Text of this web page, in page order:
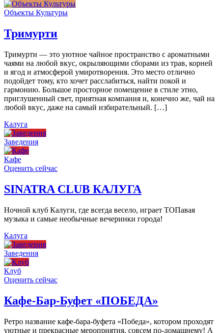
Объекты Культуры
Тримурти
Тримурти — это уютное чайное пространство с ароматными
чаями на любой вкус, окрыляющими сборами из трав, корней
и ягод и атмосферой умиротворения. Это место отлично
подойдет тому, кто хочет расслабиться, найти покой и
гармонию. Большое просторное помещение в стиле этно,
приглушенный свет, приятная компания и, конечно же, чай на
любой вкус, даже на самый избирательный. […]
Калуга
Заведения
Кафе
Оценить сейчас
SINATRA CLUB КАЛУГА
Ночной клуб Калуги, где всегда весело, играет ТОПавая
музыка и самые необычные вечеринки города!
Калуга
Заведения
Клуб
Оценить сейчас
Кафе-Бар-Буфет «ПОБЕДА»
Ретро название кафе-бара-буфета «Победа», котором проходят
уютные и прекрасные мероприятия, совсем по-домашнему! А